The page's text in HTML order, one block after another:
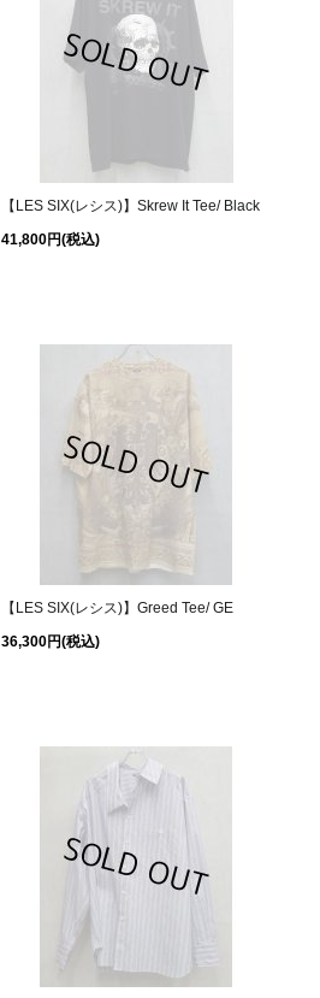
【LES SIX(レシス)】Skrew It Tee/ Black
41,800円(税込)
【LES SIX(レシス)】Greed Tee/ GE
36,300円(税込)